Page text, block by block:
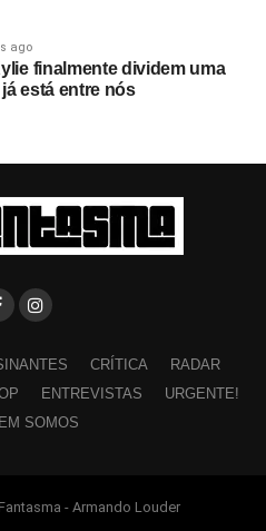
ago
finalmente dividem uma
está entre nós
CRÍTICA
RADAR
ENTREVISTAS
URGENTE!
SOMOS
- Armando Louder